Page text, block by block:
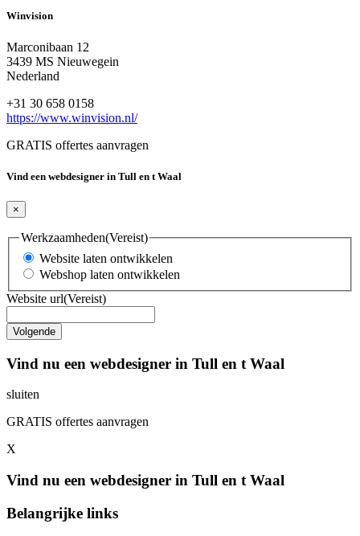
Winvision
Marconibaan 12
3439 MS Nieuwegein
Nederland
+31 30 658 0158
https://www.winvision.nl/
GRATIS offertes aanvragen
Vind een webdesigner in Tull en t Waal
×
Werkzaamheden(Vereist)
Website laten ontwikkelen
Webshop laten ontwikkelen
Website url(Vereist)
Vind nu een webdesigner in Tull en t Waal
sluiten
GRATIS offertes aanvragen
X
Vind nu een webdesigner in Tull en t Waal
Belangrijke links